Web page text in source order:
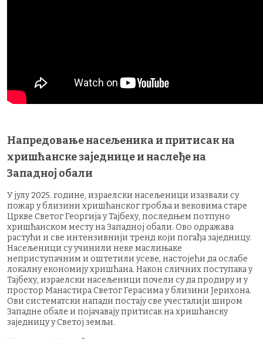
Напредовање насељеника и притисак на
хришћанске заједнице и наслеђе на
Западној обали
У јулу 2025. године, израелски насељеници изазвали су
пожар у близини хришћанског гробља и вековима старе
Цркве Светог Георгија у Тајбеху, последњем потпуно
хришћанском месту на Западној обали. Ово одражава
растући и све интензивнији тренд који погађа заједницу.
Насељеници су учинили неке маслињаке
неприступачним и оштетили усеве, настојећи да ослабе
локалну економију хришћана. Након сличних поступака у
Тајбеху, израелски насељеници почели су да продиру и у
простор Манастира Светог Герасима у близини Јерихона.
Ови систематски напади постају све учесталији широм
Западне обале и појачавају притисак на хришћанску
заједницу у Светој земљи.